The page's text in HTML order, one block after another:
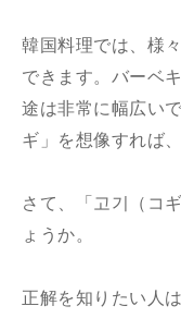
韓国料理では、様
できます。バーベ
途は非常に幅広い
ギ」を想像すれば
さて、「고기（コ
ょうか。
正解を知りたい人